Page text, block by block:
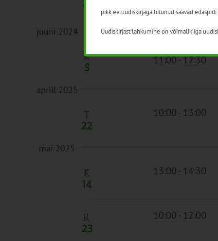
14
juuni 2024
K
5
11:00-12:30
aprill 2025
T
22
10:00- 13:00
mai 2025
K
14
13:00- 14:30
R
23
10:00- 12:00
pikk.ee uudiskirjaga liitunud saavad
Uudiskirjast lahkumine on võimalik iga